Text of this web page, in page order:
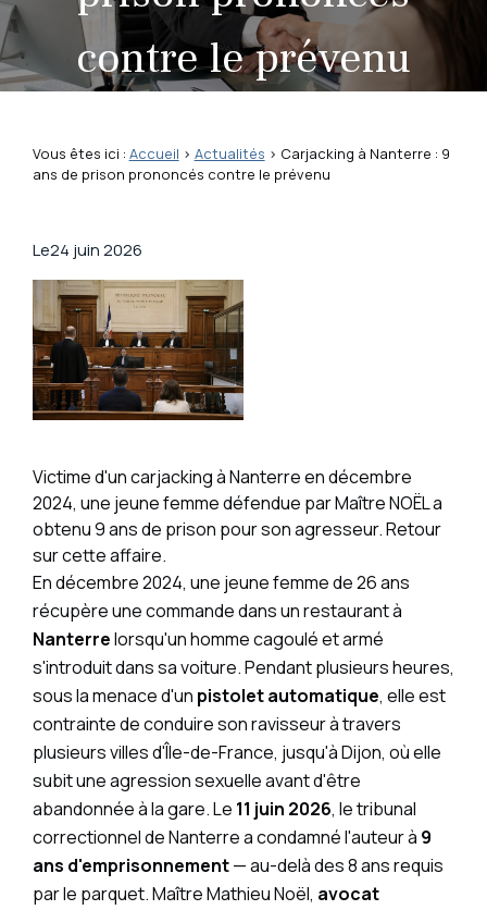
contre le prévenu
Vous êtes ici : Accueil > Actualités > Carjacking à Nanterre : 9
ans de prison prononcés contre le prévenu
Le24 juin 2026
Victime d'un carjacking à Nanterre en décembre
2024, une jeune femme défendue par Maître NOËL a
obtenu 9 ans de prison pour son agresseur. Retour
sur cette affaire.
En décembre 2024, une jeune femme de 26 ans
récupère une commande dans un restaurant à
Nanterrelorsqu'un homme cagoulé et armé
s'introduit dans sa voiture. Pendant plusieurs heures,
sous la menace d'un pistolet automatique, elle est
contrainte de conduire son ravisseur à travers
plusieurs villes d'Île-de-France, jusqu'à Dijon, où elle
subit une agression sexuelle avant d'être
abandonnée à la gare. Le 11 juin 2026, le tribunal
correctionnel de Nanterre a condamné l'auteur à 9
ans d'emprisonnement— au-delà des 8 ans requis
par le parquet. Maître Mathieu Noël, avocat